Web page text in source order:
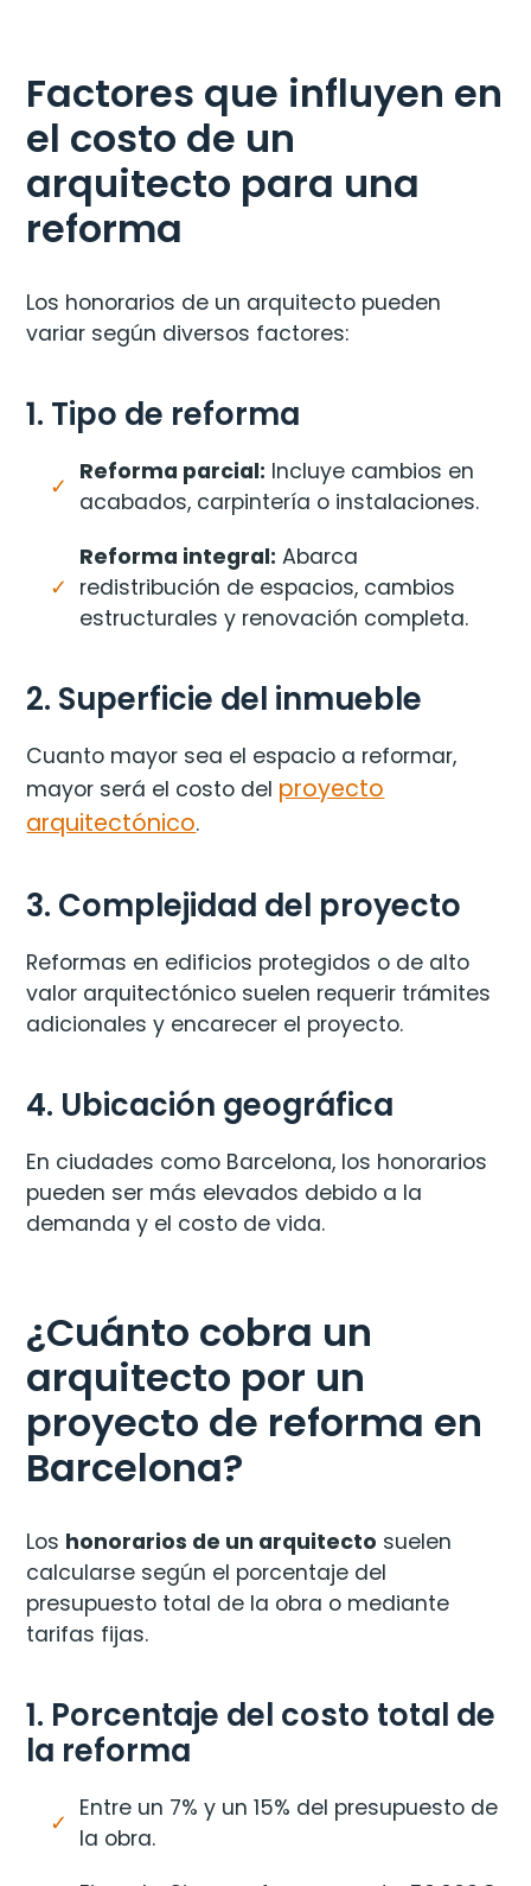
Factores que influyen en
el costo de un
arquitecto para una
reforma
Los honorarios de un arquitecto pueden
variar según diversos factores:
1. Tipo de reforma
Reforma parcial: Incluye cambios en
acabados, carpintería o instalaciones.
Reforma integral: Abarca
redistribución de espacios, cambios
estructurales y renovación completa.
2. Superficie del inmueble
Cuanto mayor sea el espacio a reformar,
mayor será el costo del proyecto
arquitectónico.
3. Complejidad del proyecto
Reformas en edificios protegidos o de alto
valor arquitectónico suelen requerir trámites
adicionales y encarecer el proyecto.
4. Ubicación geográfica
En ciudades como Barcelona, los honorarios
pueden ser más elevados debido a la
demanda y el costo de vida.
¿Cuánto cobra un
arquitecto por un
proyecto de reforma en
Barcelona?
Los honorarios de un arquitecto suelen
calcularse según el porcentaje del
presupuesto total de la obra o mediante
tarifas fijas.
1. Porcentaje del costo total de
la reforma
Entre un 7% y un 15% del presupuesto de
la obra.